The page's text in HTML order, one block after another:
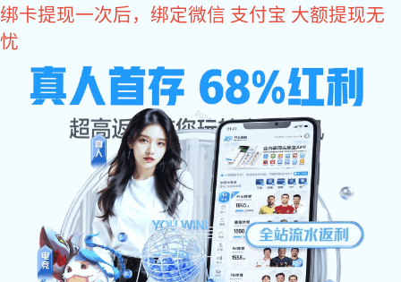
门徒娱乐
产品展示 关于音讯 联系门徒娱乐